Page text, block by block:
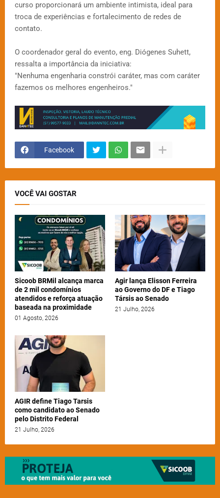
curso proporcionará um ambiente intimista, ideal para
troca de experiências e fortalecimento de redes de
contato.
O coordenador geral do evento, eng. Diógenes Suhett,
ressalta a importância da iniciativa:
"Nenhuma engenharia constrói caráter, mas com caráter
fazemos os melhores engenheiros."
Facebook
VOCÊ VAI GOSTAR
Sicoob BRMil alcança marca
de 2 mil condomínios
atendidos e reforça atuação
baseada na proximidade
01 Agosto, 2026
Agir lança Elisson Ferreira
ao Governo do DF e Tiago
Társis ao Senado
21 Julho, 2026
AGIR define Tiago Tarsis
como candidato ao Senado
pelo Distrito Federal
21 Julho, 2026